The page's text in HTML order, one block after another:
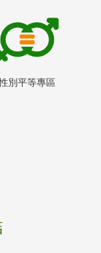
別平等專區